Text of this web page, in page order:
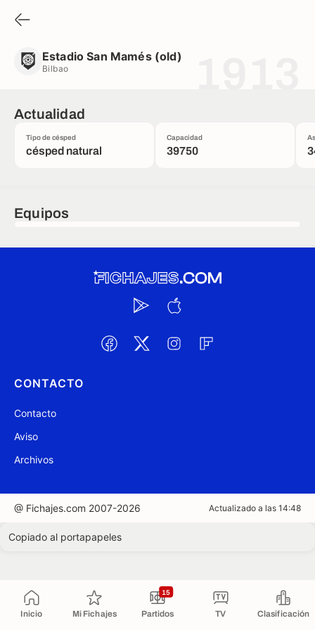
Inicio Mi Fichajes Partidos
15
TV Clasificación
Estadio San Mamés (old)
Bilbao
Actualidad
Tipo de césped
césped natural
Capacidad
39750
Equipos
CONTACTO
Contacto
Aviso
Archivos
@ Fichajes.com 2007-2026 Actualizado a las 14:48
Copiado al portapapeles